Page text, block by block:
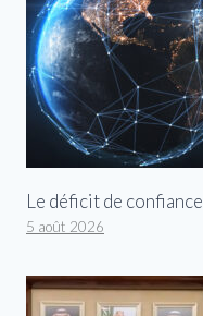
Le déficit de confiance
5 août 2026